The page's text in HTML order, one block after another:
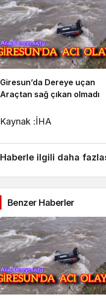
Giresun’da Dereye uçan
Araçtan sağ çıkan olmadı
Kaynak :İHA
Haberle ilgili daha
Benzer Haberler